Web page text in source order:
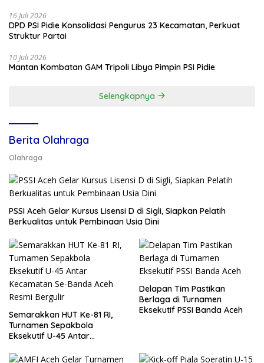
16 Juli 2026
DPD PSI Pidie Konsolidasi Pengurus 23 Kecamatan, Perkuat
Struktur Partai
10 Juli 2026
Mantan Kombatan GAM Tripoli Libya Pimpin PSI Pidie
Selengkapnya
Berita Olahraga
Olahraga
PSSI Aceh Gelar Kursus Lisensi D di Sigli, Siapkan Pelatih
Berkualitas untuk Pembinaan Usia Dini
Semarakkan HUT Ke-81 RI,
Turnamen Sepakbola
Eksekutif U-45 Antar
Resmi Bergulir
Delapan Tim Pastikan
Berlaga di Turnamen
Eksekutif PSSI Banda Aceh